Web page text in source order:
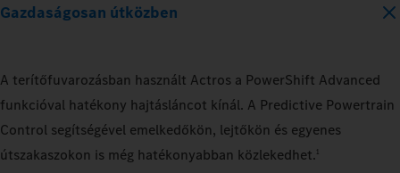
Gazdaságosan útközben
A terítőfuvarozásban használt Actros a PowerShift Advanced
funkcióval hatékony hajtásláncot kínál. A Predictive Powertrain
Control segítségével emelkedőkön, lejtőkön és egyenes
útszakaszokon is még hatékonyabban közlekedhet.1